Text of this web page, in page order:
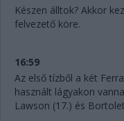
Készen álltok? Akkor
felvezető köre.
16:59
Az első tízből a két
használt lágyakon
Lawson (17.) és